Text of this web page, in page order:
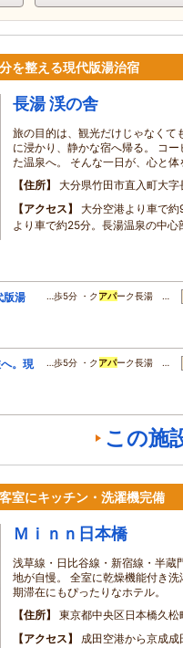
を整える現代版湯治宿
長湯 渓の舎
旅の目的は、観光だけじゃなくて
に浸かり、静かな宿へ帰る。 コ
た温泉へ。 そんな一日が、心と
住所
大分県竹田市直入町大字
アクセス
大分空港より車で
より車で約25分。長湯温泉の中心
版湯
…歩5分 ・クアパーク長湯 …
。現
…歩5分 ・クアパーク長湯 …
この施
室にキッチン・洗濯機完備
Ｍｉｎｎ日本橋
浅草線・日比谷線・新宿線・半蔵
地が自慢。 全室に乾燥機能付き
期滞在にもぴったりなホテル。
住所
東京都中央区日本橋久松
アクセス
成田空港から京成